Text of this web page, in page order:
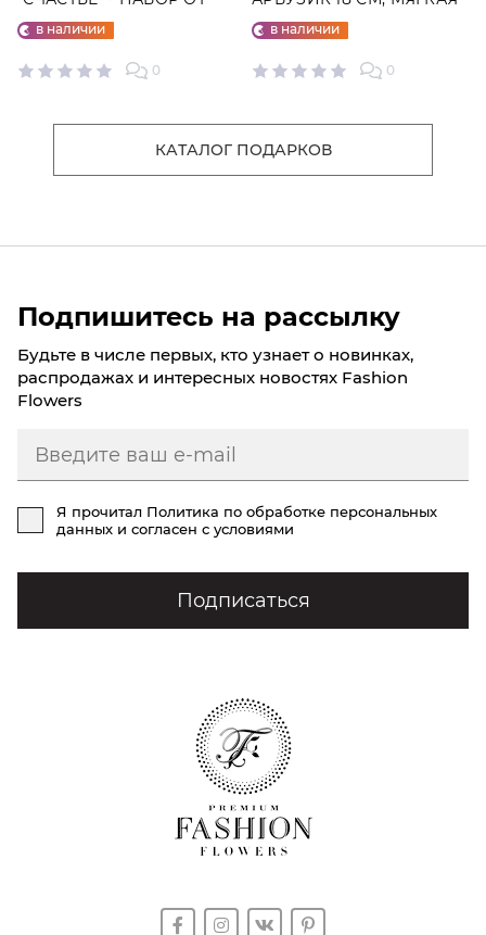
"ФАБРИКИ СЧАСТЬЕ"
в наличии
0
ИГРУШКА
в наличии
0
КАТАЛОГ ПОДАРКОВ
Подпишитесь на рассылку
Будьте в числе первых, кто узнает о новинках,
распродажах и интересных новостях Fashion
Flowers
Я прочитал Политика по обработке персональных
данных и согласен с условиями
Подписаться